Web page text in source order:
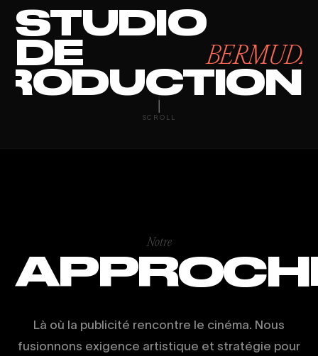
BRAND FILM
STUDIO
DE BERMUDA
SCROLL
Notre
Là où la publicité rencontre le cinéma. Nous
fusionnons exigence artistique et stratégie pour